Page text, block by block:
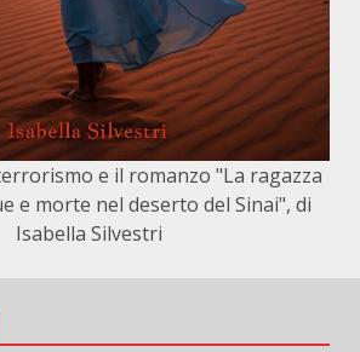
e il romanzo "La ragazza
e morte nel deserto del Sinai", di
Isabella Silvestri